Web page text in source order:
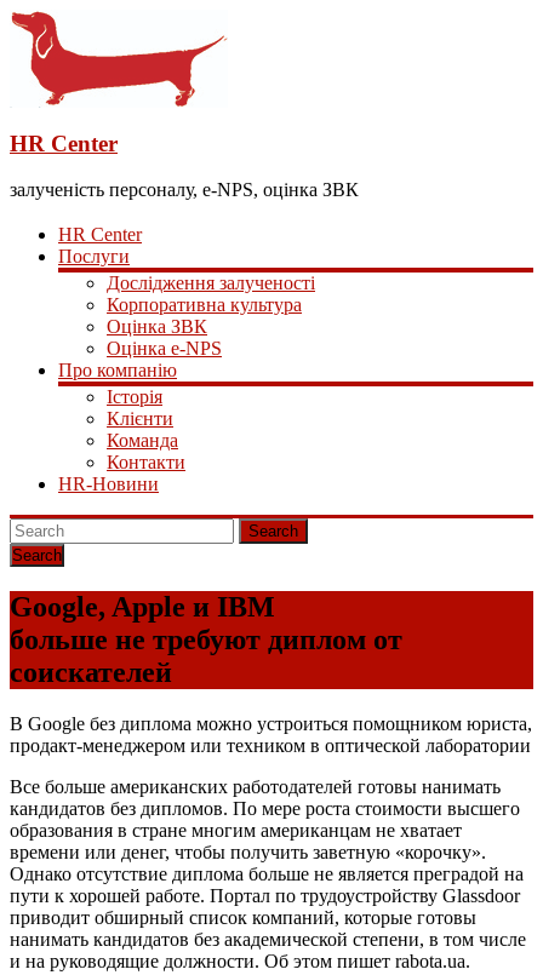
HR Center
залученість персоналу, e-NPS, оцінка ЗВК
HR Center
Послуги
Дослідження залученості
Корпоративна культура
Оцінка ЗВК
Оцінка e-NPS
Про компанію
Історія
Клієнти
Команда
Контакти
HR-Новини
Search
Google, Apple и IBM
больше не требуют диплом от
соискателей
В Google без диплома можно устроиться помощником юриста,
продакт-менеджером или техником в оптической лаборатории
Все больше американских работодателей готовы нанимать
кандидатов без дипломов. По мере роста стоимости высшего
образования в стране многим американцам не хватает
времени или денег, чтобы получить заветную «корочку».
Однако отсутствие диплома больше не является преградой на
пути к хорошей работе. Портал по трудоустройству Glassdoor
приводит обширный список компаний, которые готовы
нанимать кандидатов без академической степени, в том числе
и на руководящие должности. Об этом пишет rabota.ua.